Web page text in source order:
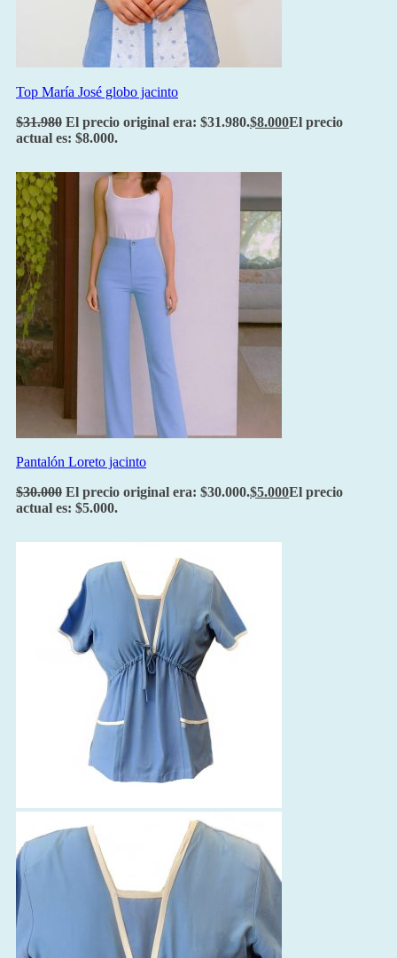
Top María José globo jacinto
$31.980 El precio original era: $31.980.$8.000El precio
actual es: $8.000.
Pantalón Loreto jacinto
$30.000 El precio original era: $30.000.$5.000El precio
actual es: $5.000.